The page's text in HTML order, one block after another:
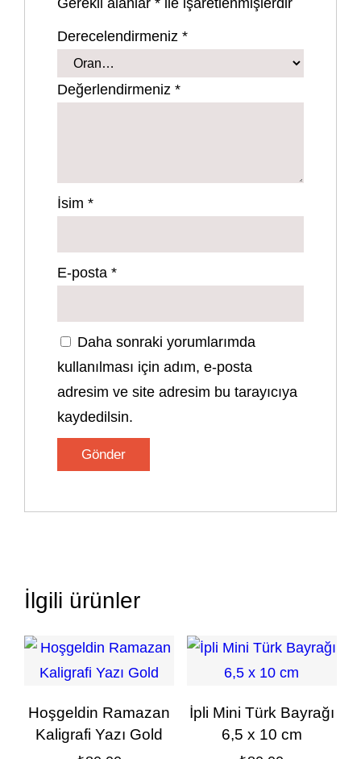
Derecelendirmeniz*
Değerlendirmeniz*
İsim*
E-posta*
Daha sonraki yorumlarımda
kullanılması için adım, e-posta
adresim ve site adresim bu tarayıcıya
kaydedilsin.
İlgili ürünler
Hoşgeldin Ramazan
Kaligrafi Yazı Gold
İpli Mini Türk Bayrağı
6,5 x 10 cm